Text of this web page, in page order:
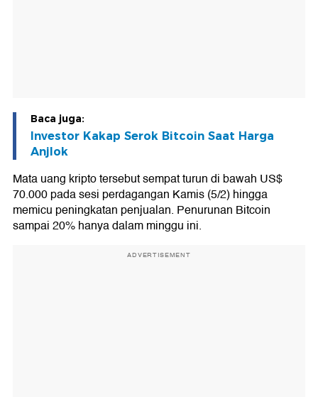
Baca juga:
Investor Kakap Serok Bitcoin Saat Harga
Anjlok
Mata uang kripto tersebut sempat turun di bawah US$
70.000 pada sesi perdagangan Kamis (5/2) hingga
memicu peningkatan penjualan. Penurunan Bitcoin
sampai 20% hanya dalam minggu ini.
ADVERTISEMENT